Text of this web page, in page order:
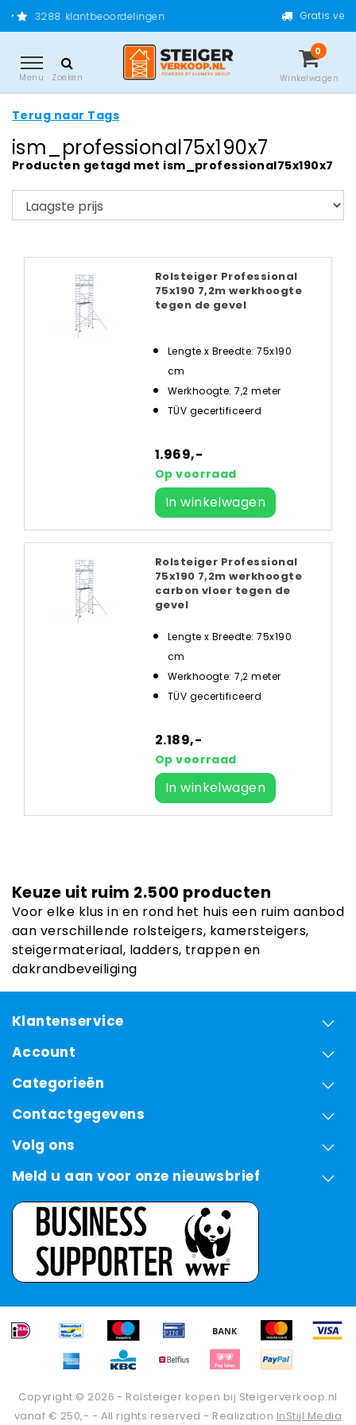
klantbeoordelingen Gratis verzending
Menu Zoeken
0
Winkelwagen
Terug naar Tags
ism_professional75x190x7
Producten getagd met ism_professional75x190x7
Rolsteiger Professional
75x190 7,2m werkhoogte
tegen de gevel
Lengte x Breedte: 75x190
cm
Werkhoogte: 7,2 meter
TÜV gecertificeerd
1.969,-
Op voorraad
In winkelwagen
Rolsteiger Professional
75x190 7,2m werkhoogte
carbon vloer tegen de
gevel
Lengte x Breedte: 75x190
cm
Werkhoogte: 7,2 meter
TÜV gecertificeerd
2.189,-
Op voorraad
In winkelwagen
Keuze uit ruim 2.500 producten
Voor elke klus in en rond het huis een ruim aanbod
aan verschillende rolsteigers, kamersteigers,
steigermateriaal, ladders, trappen en
dakrandbeveiliging
Klantenservice
Account
Categorieën
Contactgegevens
Volg ons
Meld u aan voor onze nieuwsbrief
Copyright © 2026 - Rolsteiger kopen bij Steigerverkoop.nl
vanaf € 250,- - All rights reserved - Realization InStijl Media